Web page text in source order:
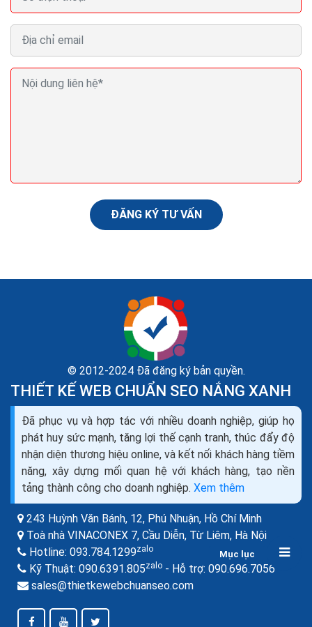
Mục lục
quả nhất
Người dùng ngày càng quen với việc mang theo các
thiết bị di động đi khắp nơi và có mọi thứ họ cần ngay
trên ngón tay của họ. Ngày nay, các thương hiệu,...
ĐĂNG KÝ TƯ VẤN
© 2012-2024 Đã đăng ký bản quyền.
THIẾT KẾ WEB CHUẨN SEO NẮNG XANH
Đã phục vụ và hợp tác với nhiều doanh nghiệp, giúp họ
phát huy sức mạnh, tăng lợi thế cạnh tranh, thúc đẩy độ
nhận diện thương hiệu online, và kết nối khách hàng tiềm
năng, xây dựng mối quan hệ với khách hàng, tạo nền
tảng thành công cho doanh nghiệp. Xem thêm
243 Huỳnh Văn Bánh, 12, Phú Nhuận, Hồ Chí Minh
Toà nhà VINACONEX 7, Cầu Diễn, Từ Liêm, Hà Nội
Hotline: 093.784.1299zalo
Kỹ Thuật: 090.6391.805zalo - Hỗ trợ: 090.696.7056
sales@thietkewebchuanseo.com